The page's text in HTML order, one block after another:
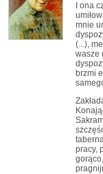
I ona
mnie
(...),
wasze
brzmi
pracy,